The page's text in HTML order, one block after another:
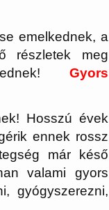
emelkednek, a
részletek meg
Gyors
Hosszú évek
ennek rossz
már késő
valami gyors
gyógyszerezni,